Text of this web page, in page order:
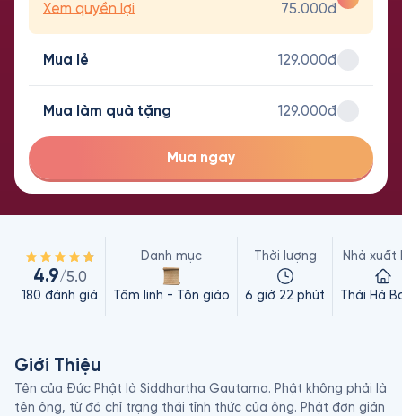
Xem quyền lợi
75.000đ
Mua lẻ 129.000đ
Mua làm quà tặng 129.000đ
Mua ngay
4.9/5.0
180 đánh giá
Danh mục
Tâm linh - Tôn giáo
Thời lượng
6 giờ 22 phút
Nhà xuất
Thái Hà
Giới Thiệu
Tên của Đức Phật là Siddhartha Gautama. Phật không phải là
tên ông, từ đó chỉ trạng thái tỉnh thức của ông. Phật đơn giản